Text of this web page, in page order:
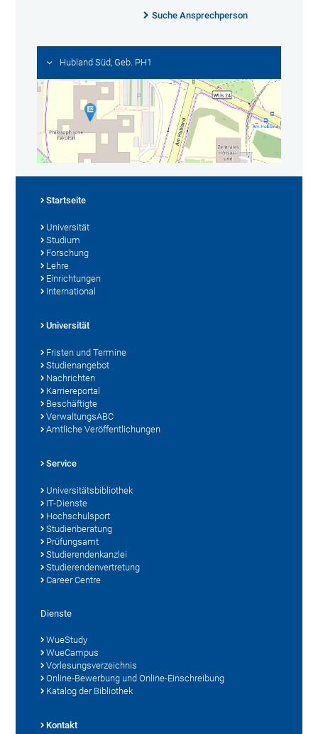
Suche Ansprechperson
Hubland Süd, Geb. PH1
Startseite
Universität
Studium
Forschung
Lehre
Einrichtungen
International
Universität
Fristen und Termine
Studienangebot
Nachrichten
Karriereportal
Beschäftigte
VerwaltungsABC
Amtliche Veröffentlichungen
Service
Universitätsbibliothek
IT-Dienste
Hochschulsport
Studienberatung
Prüfungsamt
Studierendenkanzlei
Studierendenvertretung
Career Centre
Dienste
WueStudy
WueCampus
Vorlesungsverzeichnis
Online-Bewerbung und Online-Einschreibung
Katalog der Bibliothek
Kontakt